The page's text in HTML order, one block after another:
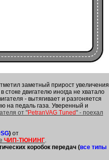
заметный прирост увеличения
двигателю иногда не хватало
- вытягивает и разгоняется
на педаль газа. Уверенный и
от "PetranVAG Tuned" - поехал
) от
ЧИП-ТЮНИНГ.
коробок передач (все типы